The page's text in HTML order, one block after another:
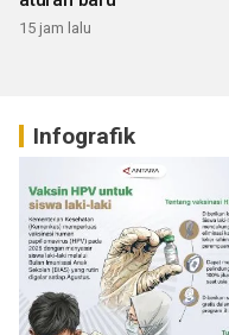
15 jam lalu
Infografik